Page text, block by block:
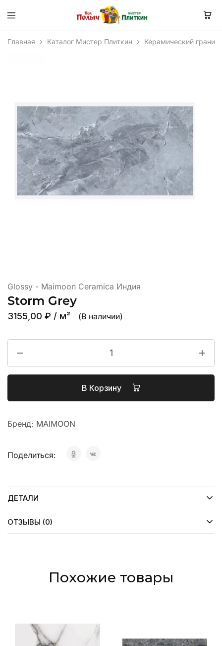
Главная Каталог Мистер Плиткин Керамический гранит
Glossy - Maimoon Ceramica Индия
Storm Grey
3155,00 ₽ / м² (В наличии)
В Корзину
Бренд: MAIMOON
Поделиться:
ДЕТАЛИ
ОТЗЫВЫ (0)
Похожие товары